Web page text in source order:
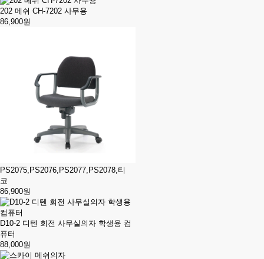
202 메쉬 CH-7202 사무용
86,900원
PS2075,PS2076,PS2077,PS2078,티
코
86,900원
D10-2 디텐 회전 사무실의자 학생용 컴
퓨터
88,000원